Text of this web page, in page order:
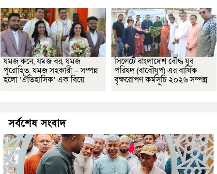
যমজ কনে, যমজ বর, যমজ
পুরোহিত, যমজ সহকারী – সম্পন্ন
হলো ‘ঐতিহাসিক’ এক বিয়ে
সিলেটে বাংলাদেশ বৌদ্ধ যুব
পরিষদ (বাবৌযুপ) এর বার্ষিক
বৃক্ষরোপণ কর্মসূচি ২০২৬ সম্পন্ন
সর্বশেষ সংবাদ